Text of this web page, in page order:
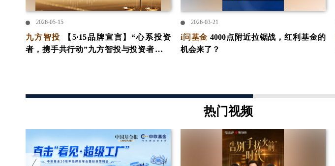
2026-05-15
九方智投
【5·15品牌宣言】“心系投资
者，携手共行动”九方智投与投资者并肩
2026-03-21
i问基金 4000点附近拉锯战，红利基金的
机会来了？
热门视频